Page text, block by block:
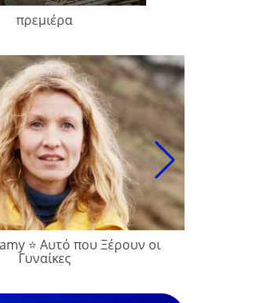
πρεμιέρα
⭐ Αυτό που Ξέρουν οι
Γυναίκες